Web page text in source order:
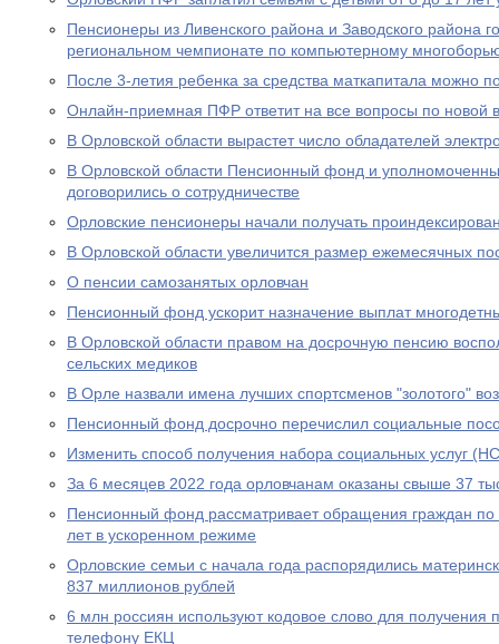
Пенсионеры из Ливенского района и Заводского района
региональном чемпионате по компьютерному
После 3-летия ребенка за средства маткапитала можно
Онлайн-приемная ПФР ответит на все вопросы по новой
В Орловской области вырастет число обладателей
В Орловской области Пенсионный фонд и
договорились о сотрудничестве
Орловские пенсионеры начали получать
В Орловской области увеличится размер ежемесячных
О пенсии самозанятых орловчан
Пенсионный фонд ускорит назначение выплат
В Орловской области правом на досрочную пенсию
сельских медиков
В Орле назвали имена лучших спортсменов "золотого"
Пенсионный фонд досрочно перечислил социальные
Изменить способ получения набора социальных услуг
За 6 месяцев 2022 года орловчанам оказаны свыше 37
Пенсионный фонд рассматривает обращения граждан по
лет в ускоренном режиме
Орловские семьи с начала года распорядились
837 миллионов рублей
6 млн россиян используют кодовое слово для получения
телефону ЕКЦ